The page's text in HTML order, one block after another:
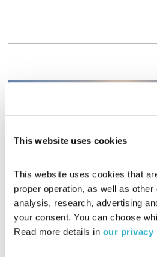
This website uses cookies
This website uses cookies that
proper operation, as well as
analysis, research, advertising
your consent. You can choose
Read more details in our privacy